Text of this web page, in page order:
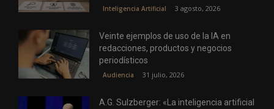
Inteligencia Artificial 3 agosto, 2026
Veinte ejemplos de uso de la IA en
redacciones, productos y negocios
periodísticos
Audiencia 31 julio, 2026
A.G. Sulzberger: «La inteligencia artificial